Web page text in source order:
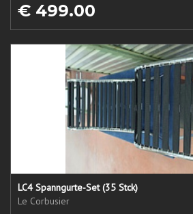
€ 499.00
LC4 Spanngurte-Set (35 Stck)
Le Corbusier